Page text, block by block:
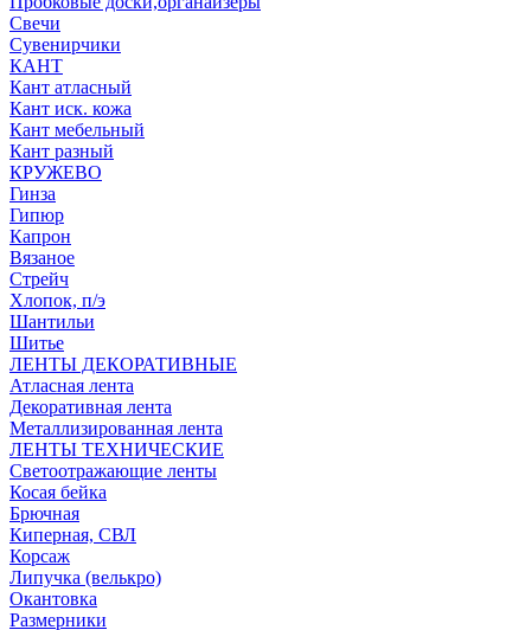
Свечи
Сувенирчики
КАНТ
Кант атласный
Кант иск. кожа
Кант мебельный
Кант разный
КРУЖЕВО
Гинза
Гипюр
Капрон
Вязаное
Стрейч
Хлопок, п/э
Шантильи
Шитье
ЛЕНТЫ ДЕКОРАТИВНЫЕ
Атласная лента
Декоративная лента
Металлизированная лента
ЛЕНТЫ ТЕХНИЧЕСКИЕ
Светоотражающие ленты
Косая бейка
Брючная
Киперная, СВЛ
Корсаж
Липучка (велькро)
Окантовка
Размерники